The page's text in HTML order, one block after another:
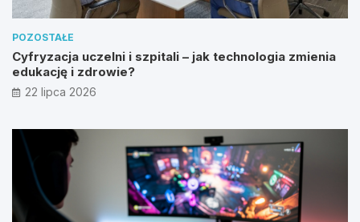
POZOSTAŁE
Cyfryzacja uczelni i szpitali – jak technologia zmienia
edukację i zdrowie?
22 lipca 2026